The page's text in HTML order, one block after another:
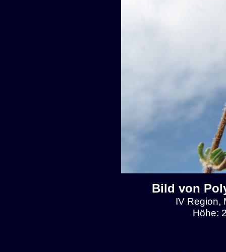
Bild von
IV Region,
Höhe: